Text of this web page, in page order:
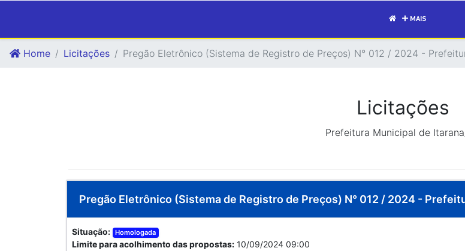
MAIS
Home Licitações Pregão Eletrônico (Sistema de Registro de Preços) N° 012 / 2024 -
Licitações
Prefeitura Municipal de
Pregão Eletrônico (Sistema de Registro de Preços) N° 012 / 2024 -
Situação: Homologada
Limite para acolhimento das propostas: 10/09/2024 09:00